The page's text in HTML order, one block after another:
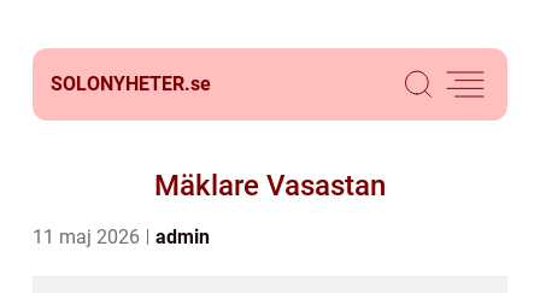
SOLONYHETER.se
Mäklare Vasastan
11 maj 2026 admin